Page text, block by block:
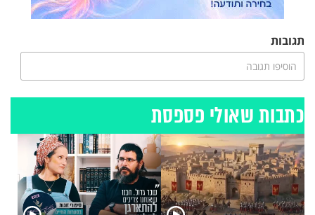
תגובות
הוסיפו תגובה
כתבות שאולי פספסת